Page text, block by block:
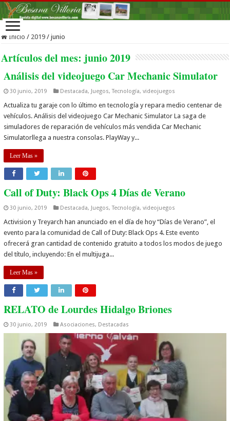
Inicio / 2019 / junio
Artículos del mes: junio 2019
Análisis del videojuego Car Mechanic Simulator
30 junio, 2019 Destacada, Juegos,Tecnología,videojuegos
Actualiza tu garaje con lo último en tecnología y repara medio centenar de
vehículos. Análisis del videojuego Car Mechanic Simulator La saga de
simuladores de reparación de vehículos más vendida Car Mechanic
Simulatorllega a nuestra consolas. PlayWay y...
Leer Mas »
Call of Duty: Black Ops 4 Días de Verano
30 junio, 2019 Destacada, Juegos,Tecnología,videojuegos
Activision y Treyarch han anunciado en el día de hoy “Días de Verano”, el
evento para la comunidad de Call of Duty: Black Ops 4. Este evento
ofrecerá gran cantidad de contenido gratuito a todos los modos de juego
del título, incluyendo: En el multijuga...
Leer Mas »
RELATO de Lourdes Hidalgo Briones
30 junio, 2019 Asociaciones, Destacadas